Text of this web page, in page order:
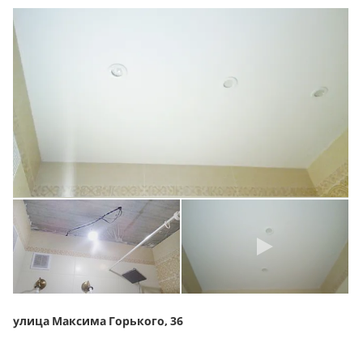
улица Максима Горького, 36